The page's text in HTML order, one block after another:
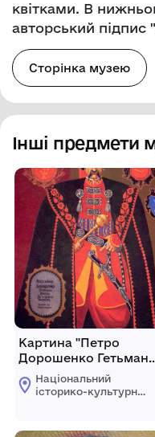
квітками. В
авторський підпис
Сторінка музею
Інші предмети
Картина "Петро
Дорошенко Гетьман
України"
Національний
історико-культурний